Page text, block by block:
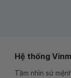
Hệ thống
Tầm nhìn sứ